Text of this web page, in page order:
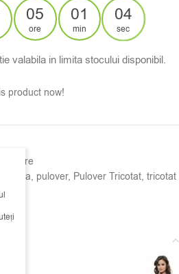
05
ore
01
min
04
sec
valabila in limita stocului disponibil.
product now!
Pulovere
lunga, pulover, Pulover Tricotat, tricotat